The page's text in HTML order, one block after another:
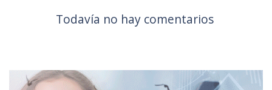
Todavía no hay comentarios